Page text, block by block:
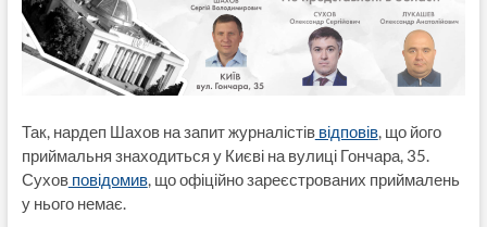
Так, нардеп Шахов на запит журналістіввідповів, що його
приймальня знаходиться у Києві на вулиці Гончара, 35.
Суховповідомив, що офіційно зареєстрованих приймалень
у нього немає.